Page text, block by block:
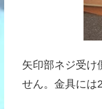
矢印部ネジ受け
せん。金具には